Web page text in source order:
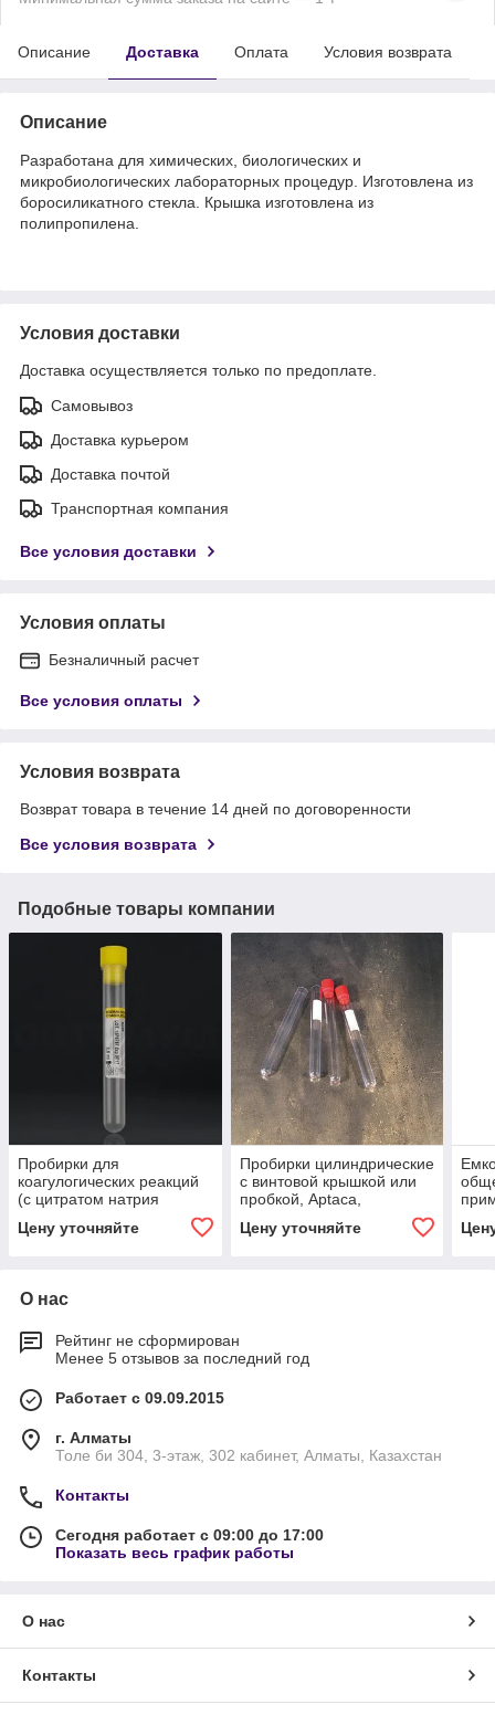
Описание Доставка Оплата Условия возврата
Описание
Разработана для химических, биологических и
микробиологических лабораторных процедур. Изготовлена из
боросиликатного стекла. Крышка изготовлена из
полипропилена.
Условия доставки
Доставка осуществляется только по предоплате.
Самовывоз
Доставка курьером
Доставка почтой
Транспортная компания
Все условия доставки
Условия оплаты
Безналичный расчет
Все условия оплаты
Условия возврата
Возврат товара в течение 14 дней по договоренности
Все условия возврата
Подобные товары компании
Пробирки для
коагулогических реакций
(с цитратом натрия
(3,8%), желтая пробка, п/
п, FL medical
Цену уточняйте
Пробирки цилиндрические
с винтовой крышкой или
пробкой, Aptaca,
Цену уточняйте
О нас
Рейтинг не сформирован
Менее 5 отзывов за последний год
Работает с 09.09.2015
г. Алматы
Толе би 304, 3-этаж, 302 кабинет, Алматы, Казахстан
Контакты
Сегодня работает с 09:00 до 17:00
Показать весь график работы
О нас
Контакты